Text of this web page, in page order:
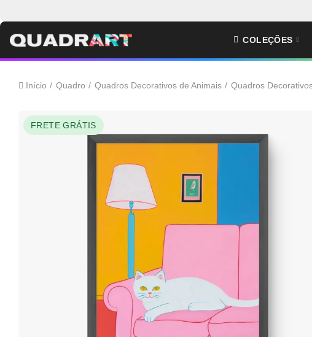
COLEÇÕES
Início Quadro Quadros Decorativos de Animais Quadros
FRETE GRÁTIS